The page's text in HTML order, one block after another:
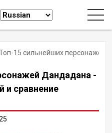
15 сильнейших персонажей
Дандадана -
и сравнение